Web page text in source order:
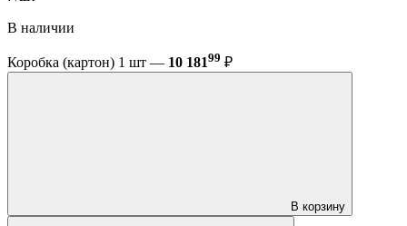
В наличии
Коробка (картон) 1 шт — 10 18199 ₽
В корзину